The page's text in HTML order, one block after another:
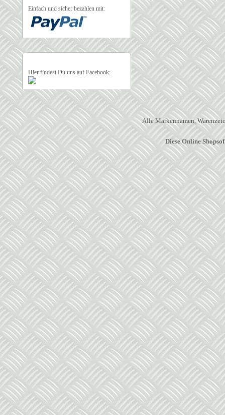
Einfach und sicher bezahlen mit:
Hier findest Du uns auf Facebook:
Alle Markennamen,
Diese Online